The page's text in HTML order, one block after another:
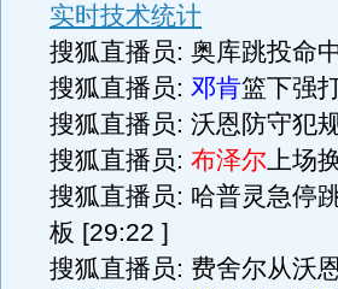
实时技术统计
搜狐直播员: 奥库跳投命
搜狐直播员: 邓肯篮下强
搜狐直播员: 沃恩防守犯
搜狐直播员: 布泽尔上场
搜狐直播员: 哈普灵急停
板 [29:22 ]
搜狐直播员: 费舍尔从沃